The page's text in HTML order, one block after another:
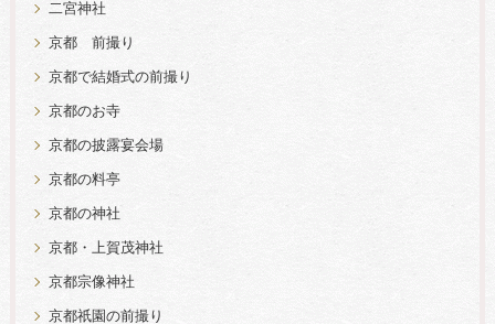
二宮神社
京都 前撮り
京都で結婚式の前撮り
京都のお寺
京都の披露宴会場
京都の料亭
京都の神社
京都・上賀茂神社
京都宗像神社
京都祇園の前撮り